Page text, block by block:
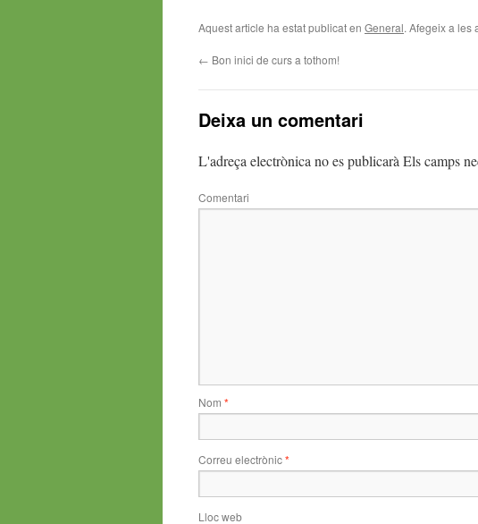
Aquest article ha estat publicat en General. Afegeix a les
← Bon inici de curs a tothom!
Deixa un comentari
L'adreça electrònica no es publicarà Els camps
Comentari
Nom *
Correu electrònic*
Lloc web